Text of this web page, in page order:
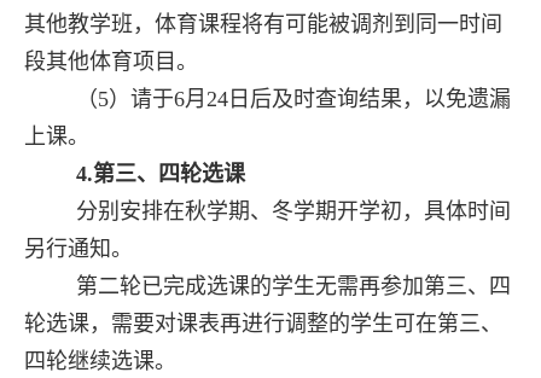
其他教学班，体育课程将有可能被调剂到同一时间
段其他体育项目。
（5）请于6月 24 日后及时查询结果，以免遗漏
上课。
4.第三、四轮选课
分别安排在秋学期、冬学期开学初，具体时间
另行通知。
第二轮已完成选课的学生无需再参加第三、四
轮选课，需要对课表再进行调整的学生可在第三、
四轮继续选课。